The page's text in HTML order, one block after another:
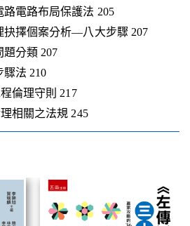
電路布局保護法 205
擇個案分析—八大步驟 207
分類 207
法 210
倫理守則 217
相關之法規 245